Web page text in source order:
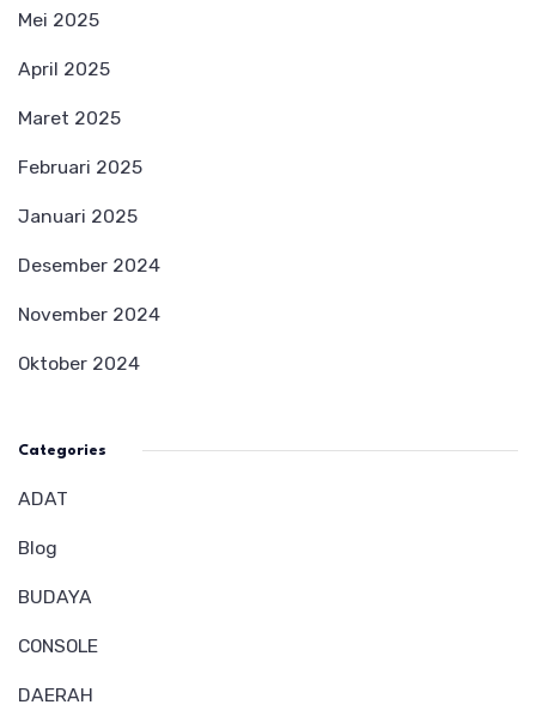
Mei 2025
April 2025
Maret 2025
Februari 2025
Januari 2025
Desember 2024
November 2024
Oktober 2024
Categories
ADAT
Blog
BUDAYA
CONSOLE
DAERAH